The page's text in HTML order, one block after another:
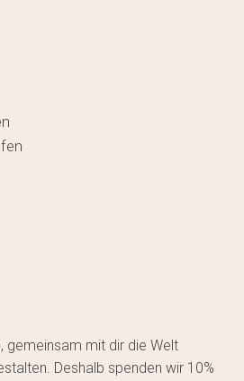
gemeinsam mit dir die Welt
Deshalb spenden wir 10%